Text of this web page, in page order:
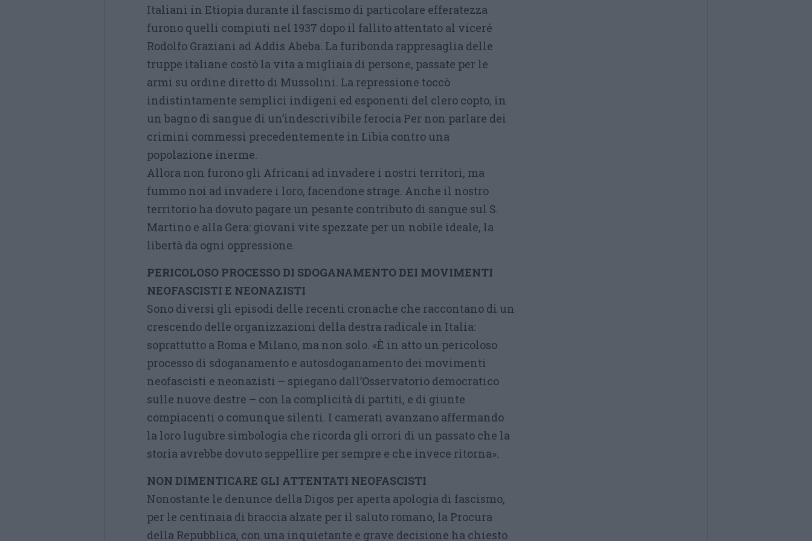
Italiani in Etiopia durante il fascismo di particolare efferatezza
furono quelli compiuti nel 1937 dopo il fallito attentato al viceré
Rodolfo Graziani ad Addis Abeba. La furibonda rappresaglia delle
truppe italiane costò la vita a migliaia di persone, passate per le
armi su ordine diretto di Mussolini. La repressione toccò
indistintamente semplici indigeni ed esponenti del clero copto, in
un bagno di sangue di un’indescrivibile ferocia Per non parlare dei
crimini commessi precedentemente in Libia contro una
popolazione inerme.
Allora non furono gli Africani ad invadere i nostri territori, ma
fummo noi ad invadere i loro, facendone strage. Anche il nostro
territorio ha dovuto pagare un pesante contributo di sangue sul S.
Martino e alla Gera: giovani vite spezzate per un nobile ideale, la
libertà da ogni oppressione.
PERICOLOSO PROCESSO DI SDOGANAMENTO DEI MOVIMENTI
NEOFASCISTI E NEONAZISTI
Sono diversi gli episodi delle recenti cronache che raccontano di un
crescendo delle organizzazioni della destra radicale in Italia:
soprattutto a Roma e Milano, ma non solo. «È in atto un pericoloso
processo di sdoganamento e autosdoganamento dei movimenti
neofascisti e neonazisti – spiegano dall’Osservatorio democratico
sulle nuove destre – con la complicità di partiti, e di giunte
compiacenti o comunque silenti. I camerati avanzano affermando
la loro lugubre simbologia che ricorda gli orrori di un passato che la
storia avrebbe dovuto seppellire per sempre e che invece ritorna».
NON DIMENTICARE GLI ATTENTATI NEOFASCISTI
Nonostante le denunce della Digos per aperta apologia di fascismo,
per le centinaia di braccia alzate per il saluto romano, la Procura
della Repubblica, con una inquietante e grave decisione ha chiesto